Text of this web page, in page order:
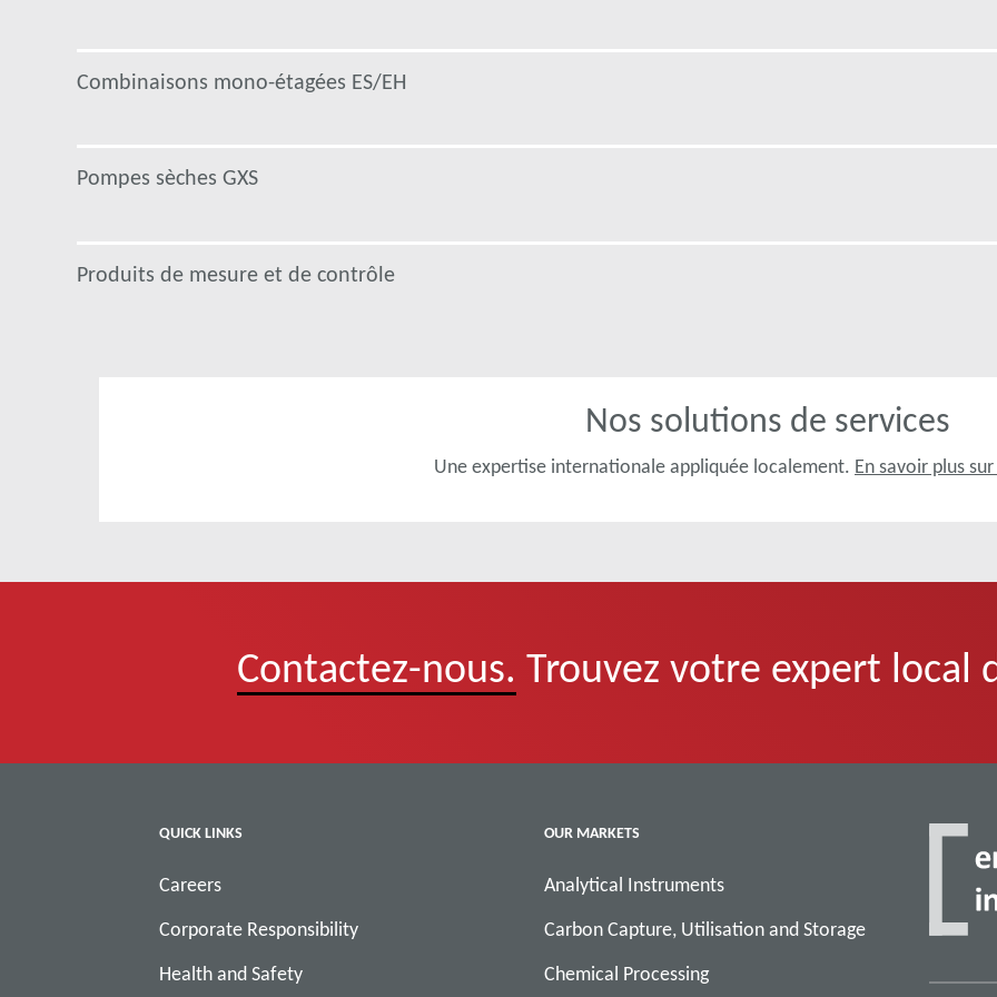
Combinaisons mono-étagées ES/EH
Pompes sèches GXS
Produits de mesure et de contrôle
Nos solutions de services
Une expertise internationale appliquée localement. En savoir plus
Contactez-nous. Trouvez votre expert local
QUICK LINKS
Careers
Corporate Responsibility
Health and Safety
OUR MARKETS
Analytical Instruments
Carbon Capture, Utilisation and Storage
Chemical Processing